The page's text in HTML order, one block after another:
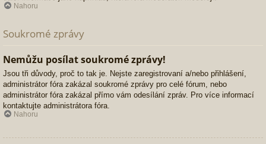
Nahoru
Soukromé zprávy
Nemůžu posílat soukromé zprávy!
Jsou tři důvody, proč to tak je. Nejste zaregistrovaní a/nebo přihlášení,
administrátor fóra zakázal soukromé zprávy pro celé fórum, nebo
administrátor fóra zakázal přímo vám odesílání zpráv. Pro více informací
kontaktujte administrátora fóra.
Nahoru